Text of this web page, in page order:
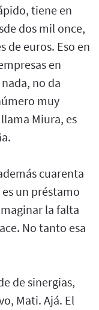
tiene en
dos mil once,
de euros. Eso en
en
no da
muy
Miura, es
cuarenta
un préstamo
la falta
No tanto esa
de sinergias,
Mati. Ajá. El